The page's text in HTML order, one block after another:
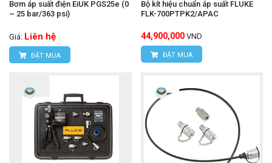
Bơm áp suất điện EiUK PGS25e (0
~ 25 bar/363 psi)
Giá: Liên hệ
ĐẶT MUA
Bộ kít hiệu chuẩn áp suất FLUKE
FLK-700PTPK2/APAC
44,900,000 VND
ĐẶT MUA